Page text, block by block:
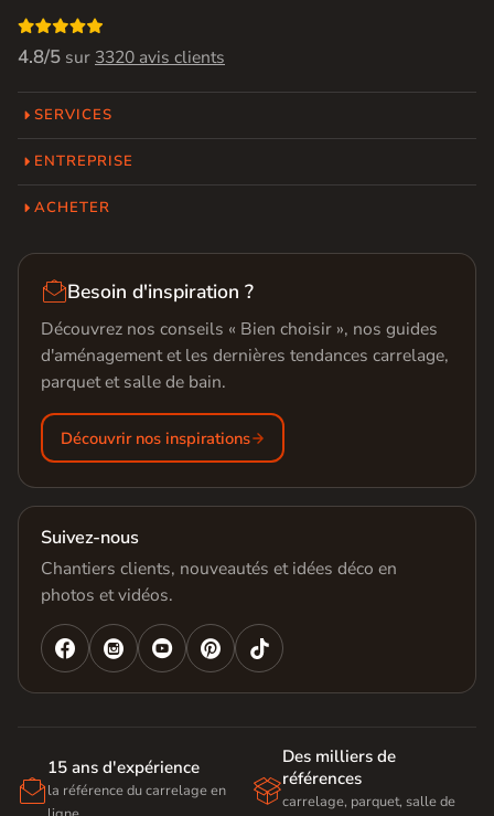

4.8/5 sur 3320 avis clients
SERVICES
ENTREPRISE
ACHETER
Besoin d'inspiration ?
Découvrez nos conseils « Bien choisir », nos guides
d'aménagement et les dernières tendances carrelage,
parquet et salle de bain.
Découvrir nos inspirations
Suivez-nous
Chantiers clients, nouveautés et idées déco en
photos et vidéos.
   

15 ans d'expérience
la référence du carrelage en

Des milliers de
références
carrelage, parquet, salle de